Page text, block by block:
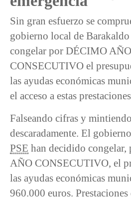
Sin gran esfuerzo se
gobierno local de
congelar por DÉCIMO AÑO
CONSECUTIVO el
las ayudas económicas
el acceso a estas
Falseando cifras y mintiendo
descaradamente. El
PSE han decidido
AÑO CONSECUTIVO, el
las ayudas económicas
960.000 euros. Prestaciones